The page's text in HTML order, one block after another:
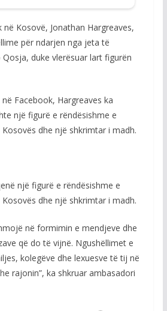
Kosovë, Jonathan Hargreaves,
për ndarjen nga jeta të
duke vlerësuar lart figurën
Facebook, Hargreaves ka
një figurë e rëndësishme e
dhe një shkrimtar i madh.
një figurë e rëndësishme e
dhe një shkrimtar i madh.
në formimin e mendjeve dhe
që do të vijnë. Ngushëllimet e
kolegëve dhe lexuesve të tij në
rajonin”, ka shkruar ambasadori